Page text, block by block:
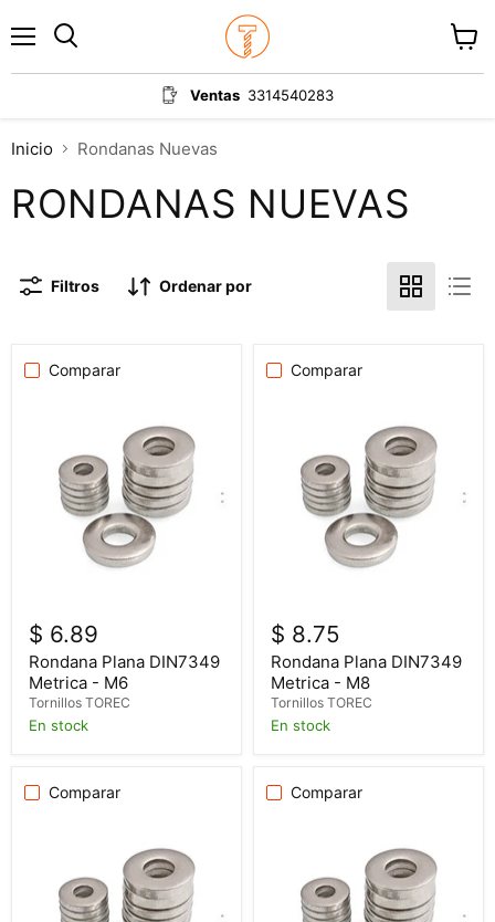
Ventas 3314540283
carrito
Inicio Rondanas Nuevas
RONDANAS NUEVAS
Filtros Ordenar por
Comparar
$ 6.89
Rondana Plana DIN7349
Metrica - M6
Tornillos TOREC
En stock
Comparar
$ 8.75
Rondana Plana DIN7349
Metrica - M8
Tornillos TOREC
En stock
Comparar Comparar